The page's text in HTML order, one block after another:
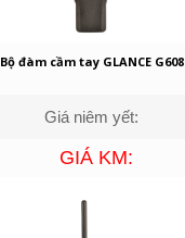
Bộ đàm cầm tay GLANCE G608
Giá niêm yết:
GIÁ KM: